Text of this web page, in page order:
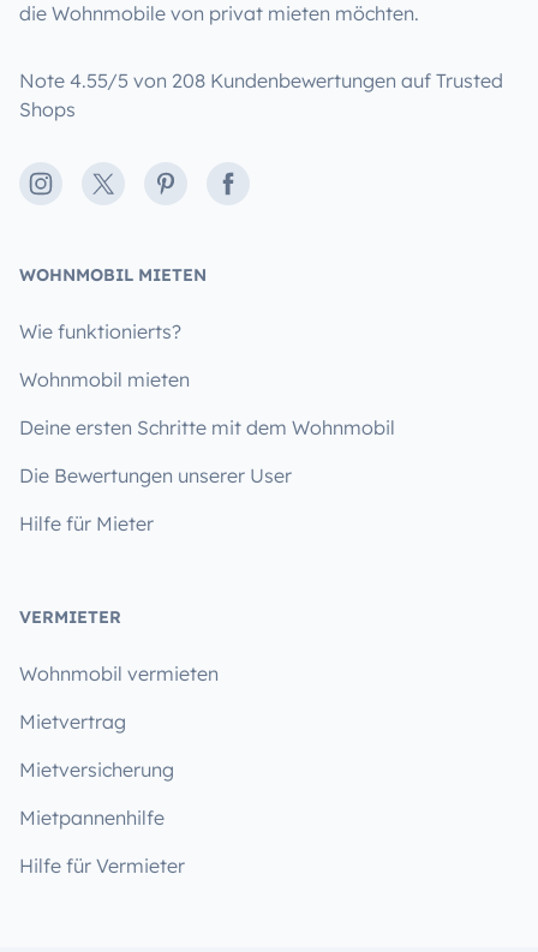
die Wohnmobile von privat mieten möchten.
Note 4.55/5 von 208 Kundenbewertungen auf Trusted
Shops
Instagram
X PinterestFacebook
WOHNMOBIL MIETEN
Wie funktionierts?
Wohnmobil mieten
Deine ersten Schritte mit dem Wohnmobil
Die Bewertungen unserer User
Hilfe für Mieter
VERMIETER
Wohnmobil vermieten
Mietvertrag
Mietversicherung
Mietpannenhilfe
Hilfe für Vermieter